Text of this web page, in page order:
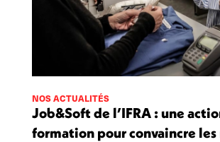
NOS ACTUALITÉS
Job&Soft de l’IFRA : une
formation pour convaincre